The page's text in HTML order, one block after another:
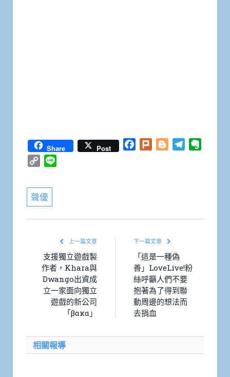
Share Post Facebook
Plurk BloggerTelegram
Copy
聲優
上一篇文章
支援獨立遊戲製
作者，Khara與
Dwango出資成
立一家面向獨立
遊戲的新公司
「βακα」
下一篇文章
「這是一種偽
善」LoveLive!粉
絲呼籲人們不要
抱著為了得到聯
動周邊的想法而
去捐血
相關報導